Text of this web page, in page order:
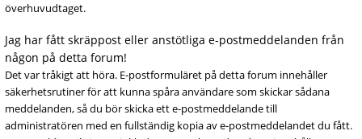
överhuvudtaget.
Jag har fått skräppost eller anstötliga e-postmeddelanden från
någon på detta forum!
Det var tråkigt att höra. E-postformuläret på detta forum innehåller
säkerhetsrutiner för att kunna spåra användare som skickar sådana
meddelanden, så du bör skicka ett e-postmeddelande till
administratören med en fullständig kopia av e-postmeddelandet du fått.